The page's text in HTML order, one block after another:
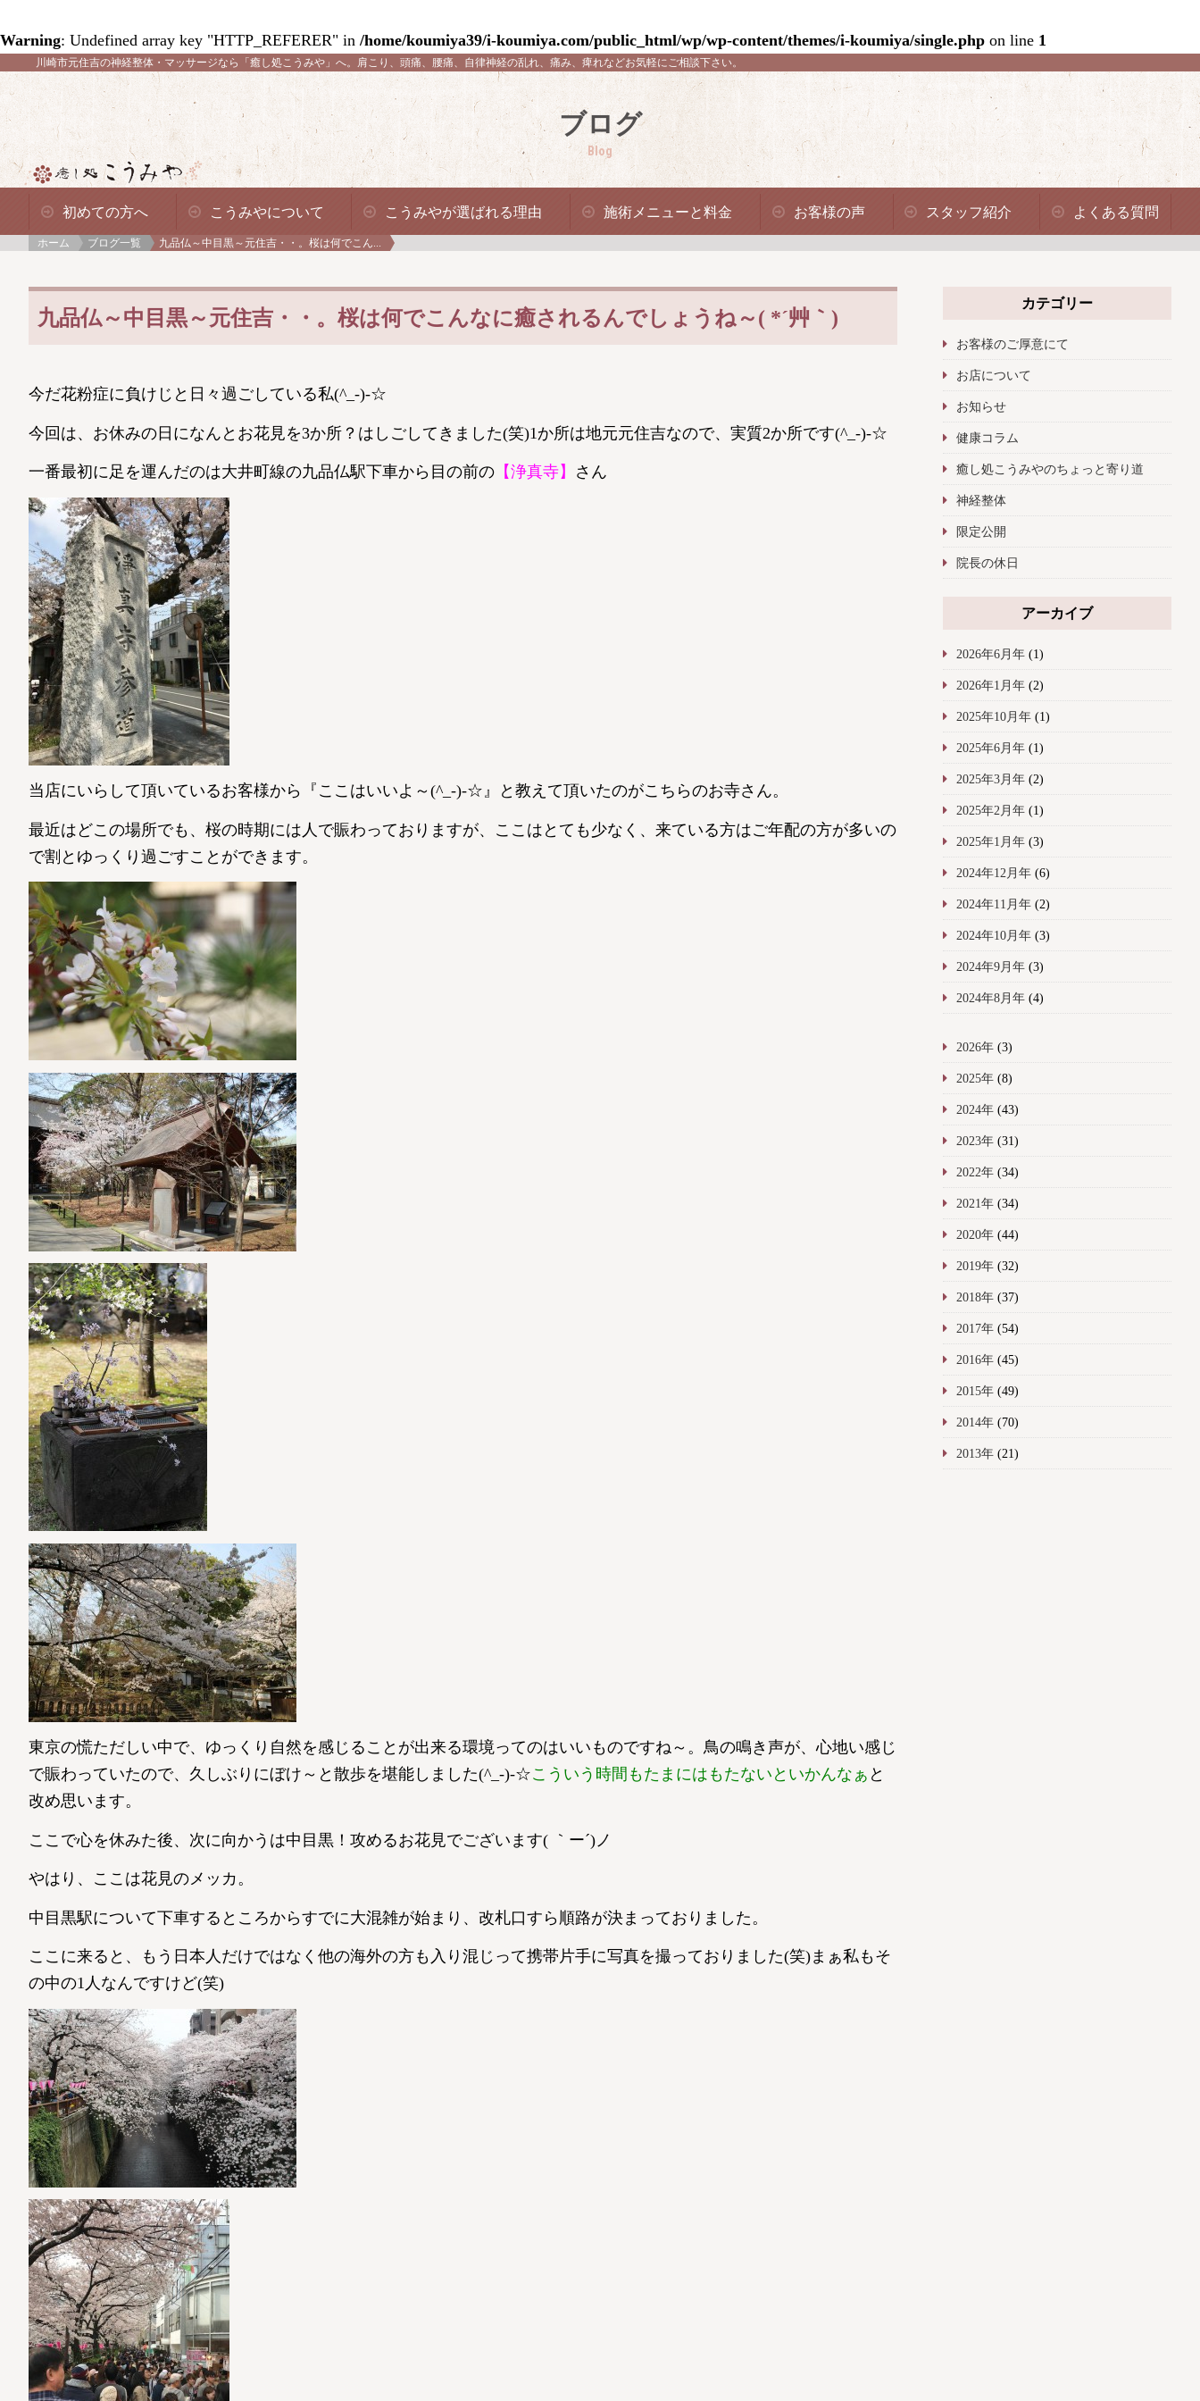
Warning: Undefined array key "HTTP_REFERER" in /home/koumiya39/i-koumiya.com/public_html/wp/wp-content/themes/i-koumiya/single.php on line 1
川崎市元住吉の神経整体・マッサージなら「癒し処こうみや」へ。 肩こり、頭痛、腰痛、自律神経の乱れ、痛み、痺れなどお気軽にご相談下さい。
ブログ
Blog
初めての方へ こうみやについて こうみやが選ばれる理由 施術メニューと料金 お客様の声 スタッフ紹介 よくある質問
ホーム ブログ一覧 九品仏～中目黒～元住吉・・。桜は何でこん...
九品仏～中目黒～元住吉・・。桜は何でこんなに癒されるんでしょうね～( *´艸｀)
今だ花粉症に負けじと日々過ごしている私(^_-)-☆
今回は、お休みの日になんとお花見を3か所？はしごしてきました(笑)1か所は地元元住吉なので、実質2か所です(^_-)-☆
一番最初に足を運んだのは大井町線の九品仏駅下車から目の前の 【浄真寺】 さん
当店にいらして頂いているお客様から『ここはいいよ～(^_-)-☆』と教えて頂いたのがこちらのお寺さん。
最近はどこの場所でも、桜の時期には人で賑わっておりますが、ここはとても少なく、来ている方はご年配の方が多いの
で割とゆっくり過ごすことができます。
東京の慌ただしい中で、ゆっくり自然を感じることが出来る環境ってのはいいものですね～。鳥の鳴き声が、心地い感じ
で賑わっていたので、久しぶりにぼけ～と散歩を堪能しました(^_-)-☆こういう時間もたまにはもたないといかんなぁ と
改め思います。
ここで心を休みた後、次に向かうは中目黒！攻めるお花見でございます( ｀ー´)ノ
やはり、ここは花見のメッカ。
中目黒駅について下車するところからすでに大混雑が始まり、改札口すら順路が決まっておりました。
ここに来ると、もう日本人だけではなく他の海外の方も入り混じって携帯片手に写真を撮っておりました(笑)まぁ私もそ
の中の1人なんですけど(笑)
カテゴリー
お客様のご厚意にて
お店について
お知らせ
健康コラム
癒し処こうみやのちょっと寄り道
神経整体
限定公開
院長の休日
アーカイブ
2026年6月年(1)
2026年1月年(2)
2025年10月年(1)
2025年6月年(1)
2025年3月年(2)
2025年2月年(1)
2025年1月年(3)
2024年12月年(6)
2024年11月年(2)
2024年10月年(3)
2024年9月年(3)
2024年8月年(4)
2026年(3)
2025年(8)
2024年(43)
2023年(31)
2022年(34)
2021年(34)
2020年(44)
2019年(32)
2018年(37)
2017年(54)
2016年(45)
2015年(49)
2014年(70)
2013年(21)